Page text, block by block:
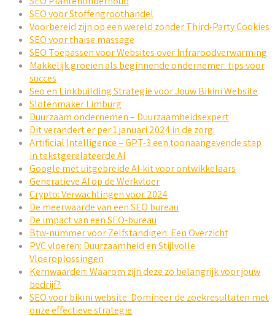
SEO voor Stoffengroothandel
Voorbereid zijn op een wereld zonder Third-Party Cookies
SEO voor thaise massage
SEO Toepassen voor Websites over Infraroodverwarming
Makkelijk groeien als beginnende ondernemer: tips voor
succes
Seo en Linkbuilding Strategie voor Jouw Bikini Website
Slotenmaker Limburg
Duurzaam ondernemen – Duurzaamheidsexpert
Dit verandert er per 1 januari 2024 in de zorg:
Artificial Intelligence – GPT-3 een toonaangevende stap
in tekstgerelateerde AI
Google met uitgebreide AI-kit voor ontwikkelaars
Generatieve AI op de Werkvloer
Crypto: Verwachtingen voor 2024
De meerwaarde van een SEO bureau
De impact van een SEO-bureau
Btw-nummer voor Zelfstandigen: Een Overzicht
PVC vloeren: Duurzaamheid en Stijlvolle
Vloeroplossingen
Kernwaarden: Waarom zijn deze zo belangrijk voor jouw
bedrijf?
SEO voor bikini website: Domineer de zoekresultaten met
onze effectieve strategie